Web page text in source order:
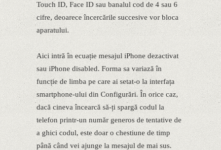
Touch ID, Face ID sau banalul cod de 4 sau 6
cifre, deoarece încercările succesive vor bloca
aparatului.
Aici intră în ecuație mesajul iPhone dezactivat
sau iPhone disabled. Forma sa variază în
funcție de limba pe care ai setat-o la interfața
smartphone-ului din Configurări. În orice caz,
dacă cineva încearcă să-ți spargă codul la
telefon printr-un număr generos de tentative de
a ghici codul, este doar o chestiune de timp
până când vei ajunge la mesajul de mai sus.